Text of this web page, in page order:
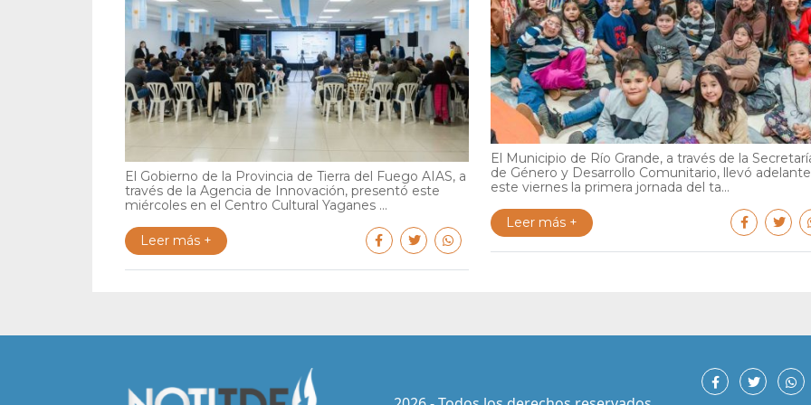
El Gobierno de la Provincia de Tierra del Fuego AIAS, a
través de la Agencia de Innovación, presentó este
miércoles en el Centro Cultural Yaganes ...
Leer más +
El Municipio de Río Grande, a través de la
de Género y Desarrollo Comunitario, llevó adelante
este viernes la primera jornada del ta...
Leer más +